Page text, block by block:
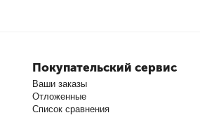
Покупательский сервис
Ваши заказы
Отложенные
Список сравнения